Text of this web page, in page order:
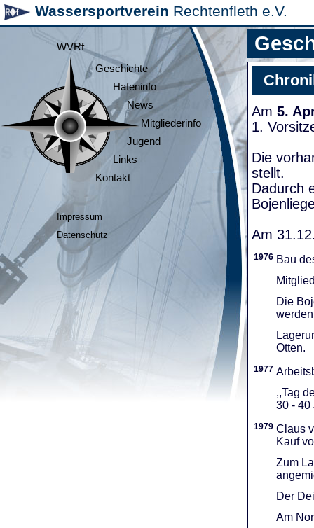
Wassersportverein Rechtenfleth e.V.
WVRf
Geschichte
Hafeninfo
News
Mitgliederinfo
Jugend
Links
Kontakt
Impressum
Datenschutz
Am 5.
1.
Die
stellt.
Dadurch
Am
1976 Bau
Die
Otten.
1977
,,Tag
30 - 40
1979 Claus
Kauf
Zum
Der
Am